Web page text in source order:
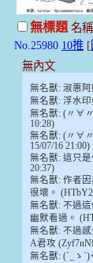
無標題名
No.25980 10推 [
無內文
無名獸: 淑惠阿
無名獸: 浮水印
無名獸: (〃∀
10:28)
無名獸: (〃∀
15/07/16 21:00)
無名獸: 這只
20:37)
無名獸: 作者
很壞。
無名獸: 不過
幽默看過。
無名獸: 不過
A君攻
無名獸: (´_ゝ